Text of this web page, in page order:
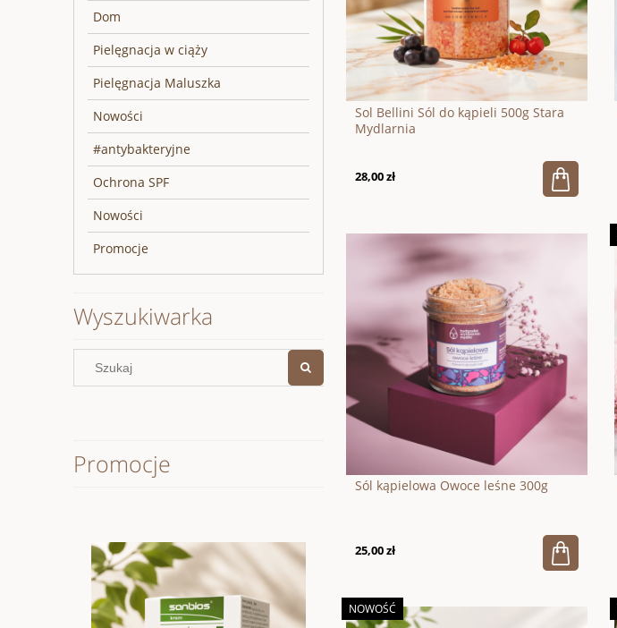
Dom
Pielęgnacja w ciąży
Pielęgnacja Maluszka
Nowości
#antybakteryjne
Ochrona SPF
Nowości
Promocje
Wyszukiwarka
Promocje
Sol Bellini Sól do kąpieli 500g Stara
Mydlarnia
28,00 zł
Sól kąpielowa Owoce leśne 300g
25,00 zł
NOWOŚĆ